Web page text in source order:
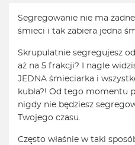
Segregowanie nie ma
śmieci i tak zabiera jedna
Skrupulatnie segregujesz
aż na 5 frakcji? I nagle
JEDNA śmieciarka i
kubła?! Od tego momentu
nigdy nie będziesz
Twojego czasu.
Często właśnie w taki